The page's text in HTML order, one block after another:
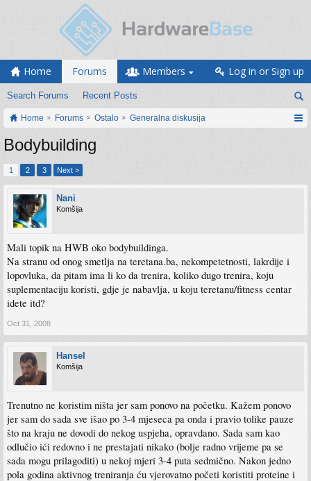
Home Forums
Search Forums Recent Posts
Members Log in or Sign up
Home Forums Ostalo Generalna diskusija
Bodybuilding
1 2 3 Next >
Nani
Komšija
Mali topik na HWB oko bodybuildinga.
Na stranu od onog smetlja na teretana.ba, nekompetetnosti, lakrdije i
lopovluka, da pitam ima li ko da trenira, koliko dugo trenira, koju
suplementaciju koristi, gdje je nabavlja, u koju teretanu/fitness centar
idete itd?
Oct 31, 2008
Hansel
Komšija
Trenutno ne koristim ništa jer sam ponovo na početku. Kažem ponovo
jer sam do sada sve išao po 3-4 mjeseca pa onda i pravio tolike pauze
što na kraju ne dovodi do nekog uspjeha, opravdano. Sada sam kao
odlučio ići redovno i ne prestajati nikako (bolje radno vrijeme pa se
sada mogu prilagoditi) u nekoj mjeri 3-4 puta sedmično. Nakon jedno
pola godina aktivnog treniranja ću vjerovatno početi koristiti proteine i